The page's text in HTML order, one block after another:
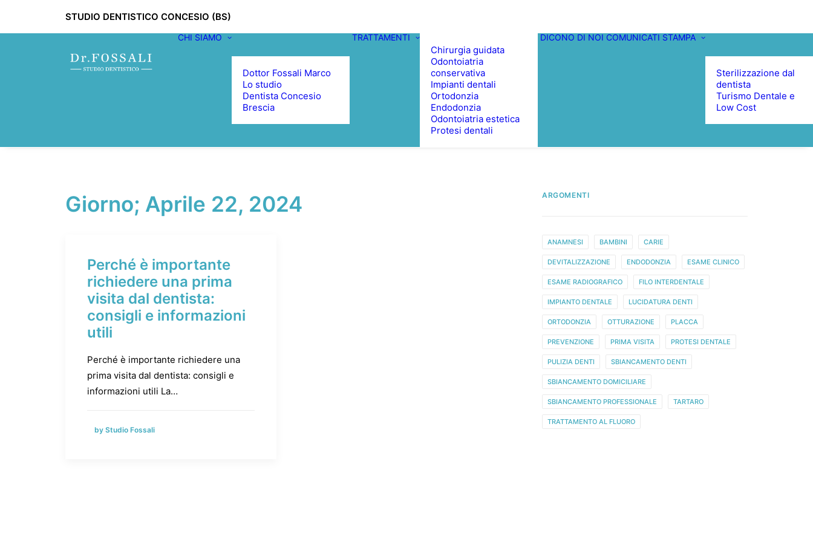
STUDIO DENTISTICO CONCESIO (BS)
CHI SIAMO
Dottor Fossali Marco
Lo studio
Dentista Concesio
Brescia
TRATTAMENTI
Chirurgia guidata
Odontoiatria
conservativa
Impianti dentali
Ortodonzia
Endodonzia
Odontoiatria estetica
Protesi dentali
DICONO DI NOI COMUNICATI STAMPA
Sterilizzazione dal
dentista
Turismo Dentale e
Low Cost
Giorno; Aprile 22, 2024
Perché è importante
richiedere una prima
visita dal dentista:
consigli e informazioni
utili
Perché è importante richiedere una
prima visita dal dentista: consigli e
informazioni utili La…
by Studio Fossali
ARGOMENTI
ANAMNESI BAMBINI CARIE
DEVITALIZZAZIONE ENDODONZIA ESAME CLINICO
ESAME RADIOGRAFICO FILO INTERDENTALE
IMPIANTO DENTALE LUCIDATURA DENTI
ORTODONZIA OTTURAZIONE PLACCA
PREVENZIONE PRIMA VISITA PROTESI DENTALE
PULIZIA DENTI SBIANCAMENTO DENTI
SBIANCAMENTO DOMICILIARE
SBIANCAMENTO PROFESSIONALE TARTARO
TRATTAMENTO AL FLUORO